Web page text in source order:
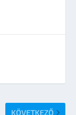
KÖVETKEZŐ